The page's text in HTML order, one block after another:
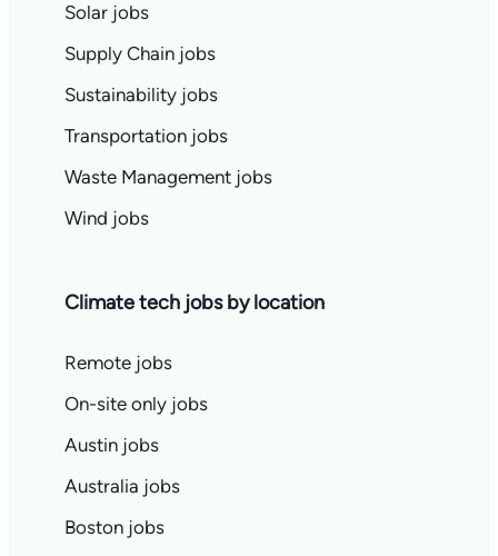
Solar jobs
Supply Chain jobs
Sustainability jobs
Transportation jobs
Waste Management jobs
Wind jobs
Climate tech jobs by location
Remote jobs
On-site only jobs
Austin jobs
Australia jobs
Boston jobs